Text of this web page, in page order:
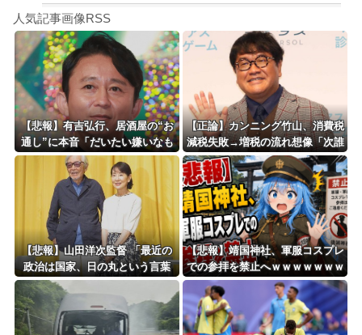
Powered by livedoor 相互RSS
アカギ「セッ◯ス…？」
8/4のニュース
更新中止のお知らせ
海外「おめでとうタキ！」リヴァプール南野がバースデーゴール！！
Powered by livedoor 相互RSS
人気記事画像RSS
【悲報】有吉弘行、居酒屋の“お
通し”に本音「だいたい嫌いなも
のが出てくる」「お通しカットし
てもらえますかって言ったことあ
る」
【正論】カンニング竹山、消費税
減税失敗→増税の流れ想像「次誰
が総理やりたいと思います？」
【悲報】山田洋次監督 「最近の
政治は国家、日の丸という言葉
を、間違った方向に使っている」
【悲報】靖国神社、軍服コスプレ
での参拝を禁止へｗｗｗｗｗｗｗ
ｗｗｗｗｗｗｗｗｗｗｗｗ